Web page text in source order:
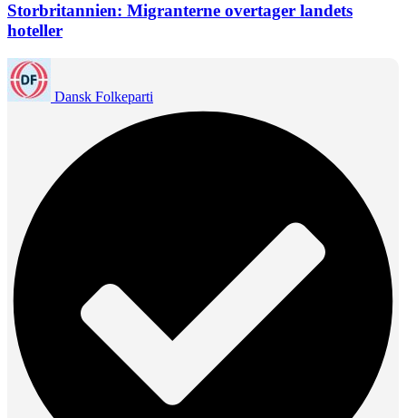
Storbritannien: Migranterne overtager landets
hoteller
Dansk Folkeparti